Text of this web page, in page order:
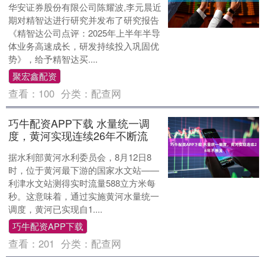
华安证券股份有限公司陈耀波,李元晨近
期对精智达进行研究并发布了研究报告
《精智达公司点评：2025年上半年半导
体业务高速成长，研发持续投入巩固优
势》，给予精智达买....
聚宏鑫配资
查看： 100 分类： 配查网
巧牛配资APP下载 水量统一调
度，黄河实现连续26年不断流
据水利部黄河水利委员会，8月12日8
时，位于黄河最下游的国家水文站——
利津水文站测得实时流量588立方米每
秒。这意味着，通过实施黄河水量统一
调度，黄河已实现自1....
巧牛配资APP下载
查看：201 分类： 配查网